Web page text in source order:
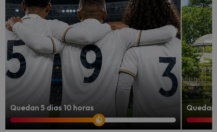
Quedan 5 días 10 horas Quedan